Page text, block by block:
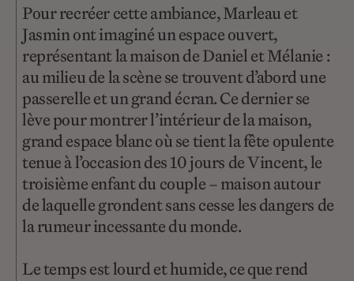
Pour recréer cette ambiance, Marleau et
Jasmin ont imaginé un espace ouvert,
représentant la maison de Daniel et Mélanie :
au milieu de la scène se trouvent d’abord une
passerelle et un grand écran. Ce dernier se
lève pour montrer l’intérieur de la maison,
grand espace blanc où se tient la fête opulente
tenue à l’occasion des 10 jours de Vincent, le
troisième enfant du couple – maison autour
de laquelle grondent sans cesse les dangers de
la rumeur incessante du monde.
Le temps est lourd et humide, ce que rend